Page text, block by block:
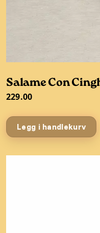
Salame Con
229.00
Legg i handlekurv